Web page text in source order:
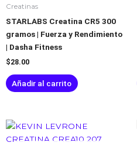
Creatinas
STARLABS Creatina CR5 300
gramos | Fuerza y Rendimiento
| Dasha Fitness
$28.00
Añadir al carrito